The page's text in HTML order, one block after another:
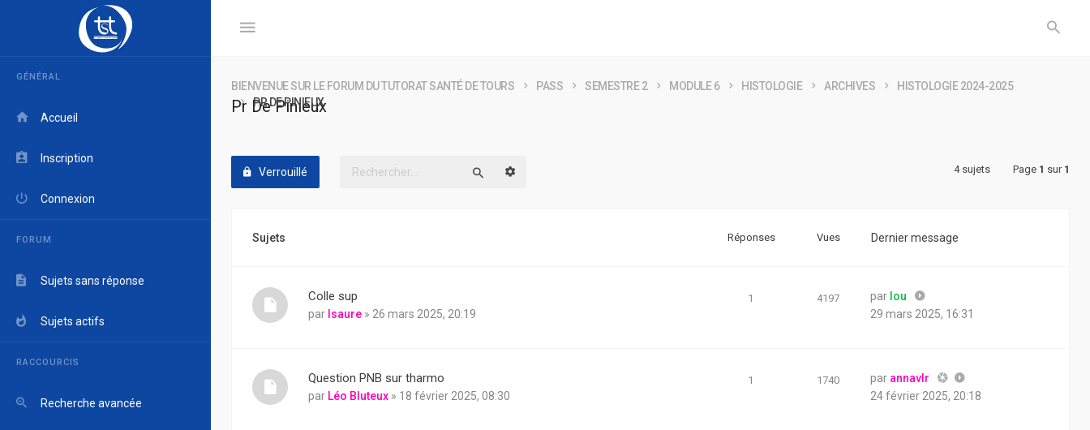
BIENVENUE SUR LE FORUM DU TUTORAT SANTÉ DE TOURS PASS SEMESTRE 2 MODULE 6 HISTOLOGIE ARCHIVES
HISTOLOGIE 2024-2025
PR DE PINIEUX
GÉNÉRAL
Accueil
Inscription
Connexion
FORUM
Sujets sans réponse
Sujets actifs
RACCOURCIS
Recherche avancée
Pr De Pinieux
Verrouillé
Recherche avancée 4 sujets Page 1 sur 1
Sujets Réponses Vues Dernier message
Colle sup
par Isaure » 26 mars 2025, 20:19
1 4197 par lou
29 mars 2025, 16:31
Question PNB sur tharmo
par Léo Bluteux » 18 février 2025, 08:30
1 1740 par annavlr
24 février 2025, 20:18